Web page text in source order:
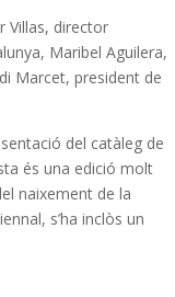
Villas, director
Maribel Aguilera,
Marcet, president de
del catàleg de
és una edició molt
naixement de la
s’ha inclòs un